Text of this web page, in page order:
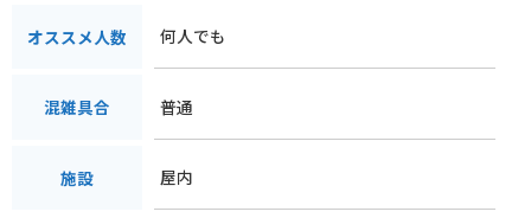
オススメ人数 何人でも
混雑具合 普通
施設 屋内